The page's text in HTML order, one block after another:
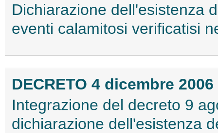
Dichiarazione dell'esistenza
eventi calamitosi verificatisi
DECRETO 4 dicembre 2006
Integrazione del decreto 9
dichiarazione dell'esistenza